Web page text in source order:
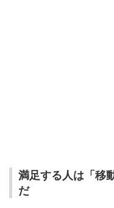
満足する人は「移
だ